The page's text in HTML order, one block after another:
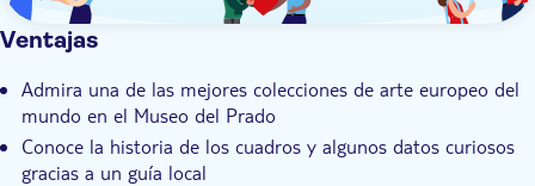
Ventajas
Admira una de las mejores colecciones de arte europeo del
mundo en el Museo del Prado
Conoce la historia de los cuadros y algunos datos curiosos
gracias a un guía local